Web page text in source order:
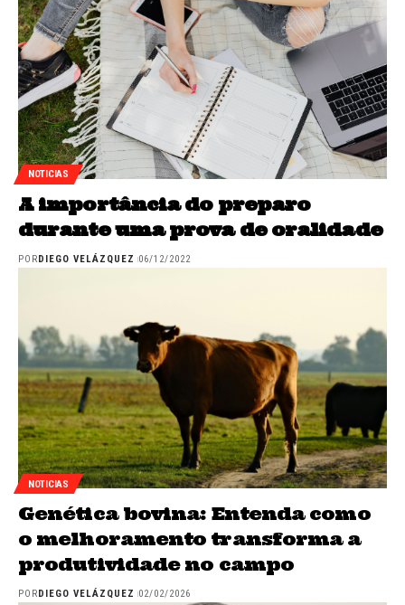
NOTICIAS
A importância do preparo
durante uma prova de oralidade
PORDIEGO VELÁZQUEZ 06/12/2022
NOTICIAS
Genética bovina: Entenda como
o melhoramento transforma a
produtividade no campo
POR DIEGO VELÁZQUEZ 02/02/2026